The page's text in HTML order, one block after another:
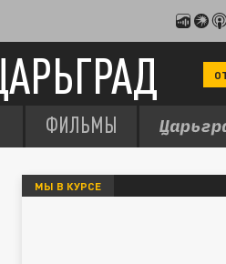
ФИЛЬМЫ
МЫ В КУРСЕ